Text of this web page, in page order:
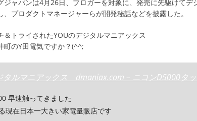
ジャパンは4月26日、ブロガーを対象に、発売に先駆けて
、プロダクトマネージャーらが開発秘話などを披露した。
＆トライされたYOUのデジタルマニアックス
町のY田電気ですか？(^^;
タルマニアックス dmaniax.com – ニコンD5000タ
早速触ってきました
現在日本一大きい家電量販店です